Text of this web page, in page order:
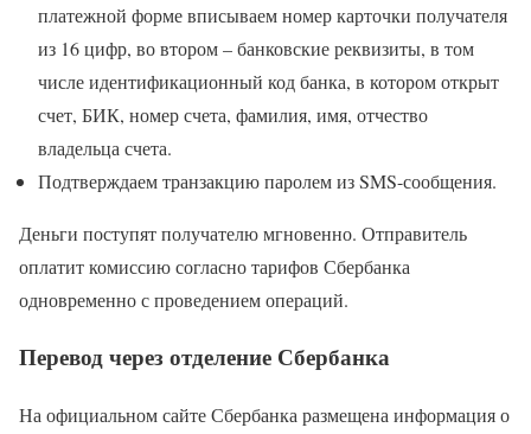
платежной форме вписываем номер карточки получателя
из 16 цифр, во втором – банковские реквизиты, в том
числе идентификационный код банка, в котором открыт
счет, БИК, номер счета, фамилия, имя, отчество
владельца счета.
Подтверждаем транзакцию паролем из SMS-сообщения.
Деньги поступят получателю мгновенно. Отправитель
оплатит комиссию согласно тарифов Сбербанка
одновременно с проведением операций.
Перевод через отделение Сбербанка
На официальном сайте Сбербанка размещена информация о